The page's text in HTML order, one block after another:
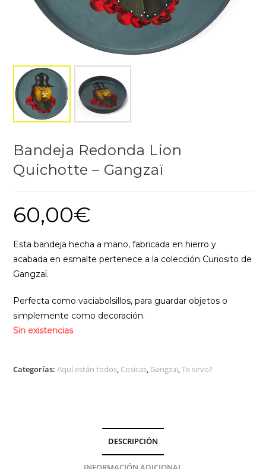
Bandeja Redonda Lion
Quichotte – Gangzaï
60,00€
Esta bandeja hecha a mano, fabricada en hierro y
acabada en esmalte pertenece a la colección Curiosito de
Gangzaï.
Perfecta como vaciabolsillos, para guardar objetos o
simplemente como decoración.
Sin existencias
Categorías:Aquí están todos, Cosicas, Gangzaï,Te sirvo?
DESCRIPCIÓN